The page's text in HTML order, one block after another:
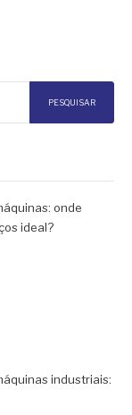
PESQUISAR
onde
ideal?
industriais: